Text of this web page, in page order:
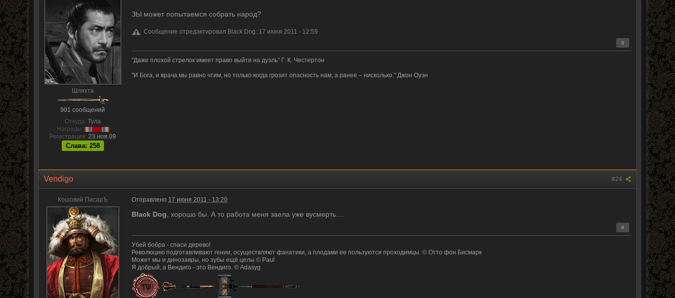
Шляхта
901 сообщений
Откуда: Тула
Награды:
Регистрация: 23.ноя.09
Слава: 258
ЗЫ может попытаемся собрать народ?
Сообщение отредактировал Black Dog: 17 июня 2011 - 12:59
0
"Даже плохой стрелок имеет право выйти на дуэль" Г. К. Честертон
"И Бога, и врача мы равно чтим, но только когда грозит опасность нам, а ранее – нисколько." Джон Оуэн
#24
Vendigo
Кошовий ПисарЪ Отправлено 17 июня 2011 - 13:20
Black Dog , хорошо бы. А то работа меня заела уже вусмерть....
0
Убей бобра - спаси дерево!
Революцию подготавливают гении, осуществляют фанатики, а плодами ее пользуются проходимцы. © Отто фон Бисмарк
Может мы и динозавры, но зубы ещё целы © Paul
Я добрый, а Вендиго - это Вендиго. © Adasyg